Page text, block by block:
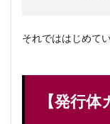
それでははじめて
【発行体